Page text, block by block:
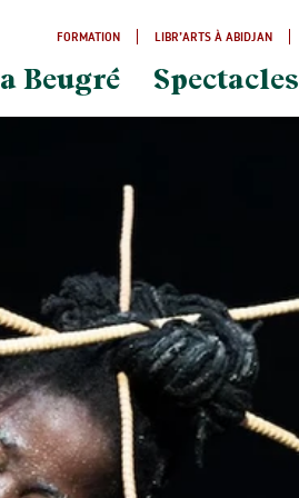
Beugré Spectacles
FORMATION LIBR’ARTS À ABIDJAN